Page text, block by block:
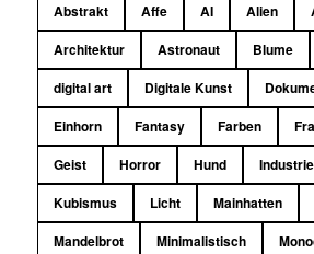
Abstrakt Affe AI Alien
Architektur
Astronaut Blume
digital art
Digitale Kunst
Einhorn
Fantasy Farben
Geist
Horror Hund
Kubismus
Licht Mainhatten
Mandelbrot
Minimalistisch